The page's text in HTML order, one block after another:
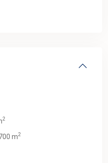
2
m2